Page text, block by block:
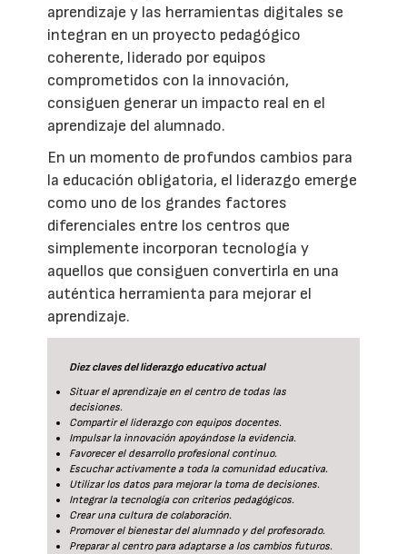
aprendizaje y las herramientas digitales se
integran en un proyecto pedagógico
coherente, liderado por equipos
comprometidos con la innovación,
consiguen generar un impacto real en el
aprendizaje del alumnado.
En un momento de profundos cambios para
la educación obligatoria, el liderazgo emerge
como uno de los grandes factores
diferenciales entre los centros que
simplemente incorporan tecnología y
aquellos que consiguen convertirla en una
auténtica herramienta para mejorar el
aprendizaje.
Diez claves del liderazgo educativo actual
Situar el aprendizaje en el centro de todas las
decisiones.
Compartir el liderazgo con equipos docentes.
Impulsar la innovación apoyándose la evidencia.
Favorecer el desarrollo profesional continuo.
Escuchar activamente a toda la comunidad educativa.
Utilizar los datos para mejorar la toma de decisiones.
Integrar la tecnología con criterios pedagógicos.
Crear una cultura de colaboración.
Promover el bienestar del alumnado y del profesorado.
Preparar al centro para adaptarse a los cambios futuros.